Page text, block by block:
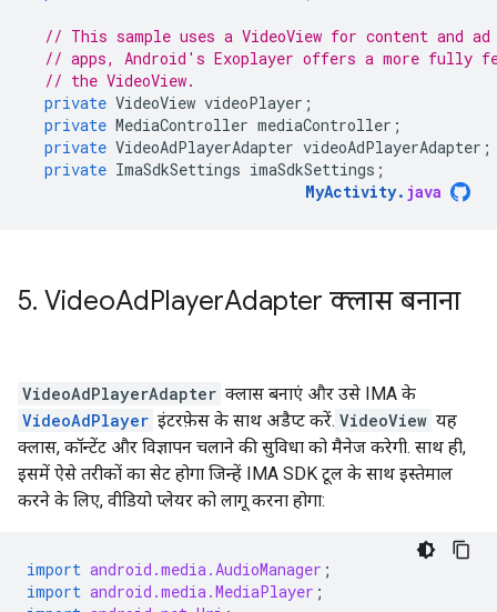
// This sample uses a VideoView for content and
// apps, Android's Exoplayer offers a more fully
// the VideoView.
private VideoView videoPlayer ;
private MediaController mediaController ;
private VideoAdPlayerAdapter videoAdPlayerAdapter ;
private ImaSdkSettings imaSdkSettings ;
MyActivity. java
5. VideoAdPlayerAdapter क्लास बनाना
VideoAdPlayerAdapter क्लास बनाएं और उसे IMA के
VideoAdPlayer इंटरफ़ेस के साथ अडैप्ट करें. VideoView यह
क्लास, कॉन्टेंट और विज्ञापन चलाने की सुविधा को मैनेज करेगी. साथ ही,
इसमें ऐसे तरीकों का सेट होगा जिन्हें IMA SDK टूल के साथ इस्तेमाल
करने के लिए, वीडियो प्लेयर को लागू करना होगा:
import android.media.AudioManager ;
import android.media.MediaPlayer ;